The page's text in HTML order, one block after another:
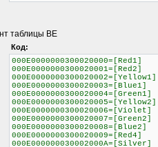
таблицы BE
Код:
000E0000000300020000=[Red1]
000E0000000300020001=[Red2]
000E0000000300020002=[Yellow1]
000E0000000300020003=[Blue1]
000E0000000300020004=[Green1]
000E0000000300020005=[Yellow2]
000E0000000300020006=[Violet]
000E0000000300020007=[Green2]
000E0000000300020008=[Blue2]
000E0000000300020009=[Red4]
000E000000030002000A=[Silver]